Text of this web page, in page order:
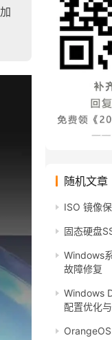
随机文章
ISO 镜像
固态硬盘
Windows
故障修复
Windows
配置优化